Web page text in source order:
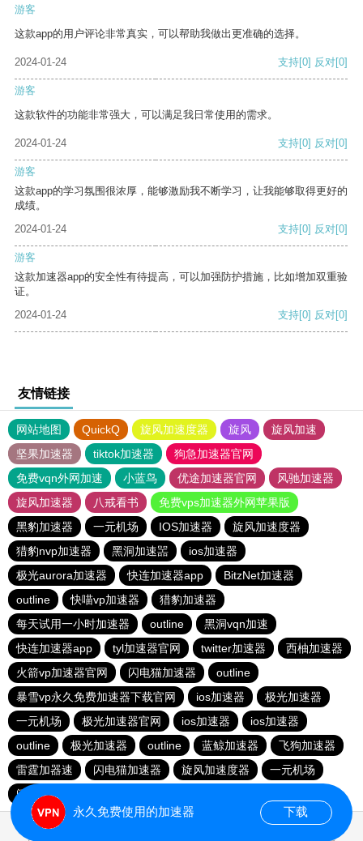
游客
这款app的用户评论非常真实，可以帮助我做出更准确的选择。
2024-01-24 支持[0] 反对[0]
游客
这款软件的功能非常强大，可以满足我日常使用的需求。
2024-01-24 支持[0] 反对[0]
游客
这款app的学习氛围很浓厚，能够激励我不断学习，让我能够取得更好的
成绩。
2024-01-24
支持[0] 反对[0]
游客
这款加速器app的安全性有待提高，可以加强防护措施，比如增加双重验
证。
2024-01-24
支持[0] 反对[0]
友情链接
网站地图 QuickQ 旋风加速度器 旋风
旋风加速
坚果加速器
tiktok加速器
狗急加速器官网
免费vqn外网加速
小蓝鸟 优途加速器官网
风驰加速器
旋风加速器
八戒看书
免费vps加速器外网苹果版
黑豹加速器
一元机场 IOS加速器
旋风加速度器
猎豹nvp加速器
黑洞加速噐
ios加速器
极光aurora加速器
快连加速器app
BitzNet加速器
outline
快喵vp加速器
猎豹加速器
每天试用一小时加速器
outline
黑洞vqn加速
快连加速器app
tyl加速器官网 twitter加速器
西柚加速器
火箭vp加速器官网
闪电猫加速器
outline
暴雪vp永久免费加速器下载官网
ios加速器
极光加速器
一元机场
极光加速器官网 ios加速器
ios加速器
outline
极光加速器 outline 蓝鲸加速器
飞狗加速器
雷霆加器速
闪电猫加速器 旋风加速度器
一元机场
闪电猫加速器
永久免费使用的加速器 下载